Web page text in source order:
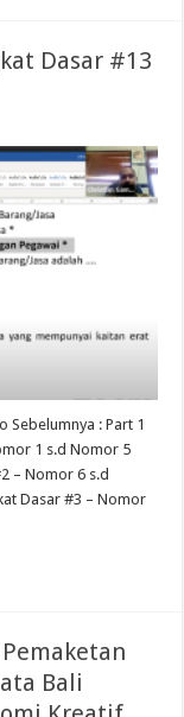
Dasar #13
Sebelumnya : Part 1
1 s.d Nomor 5
– Nomor 6 s.d
Dasar #3 – Nomor
Bali